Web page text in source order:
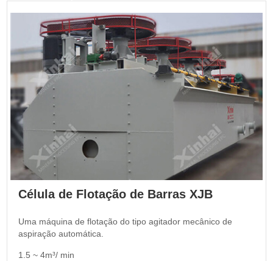
Célula de Flotação de Barras XJB
Uma máquina de flotação do tipo agitador mecânico de
aspiração automática.
1.5 ~ 4m³/ min